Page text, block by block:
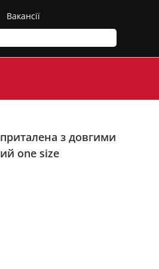
Вакансії
з довгими
one size